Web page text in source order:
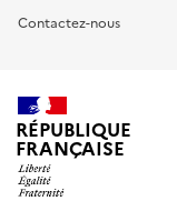
Contactez-nous
RÉPUBLIQUE
FRANÇAISE